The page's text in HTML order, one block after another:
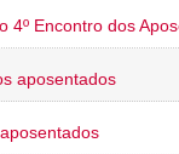
4º Encontro dos
aposentados